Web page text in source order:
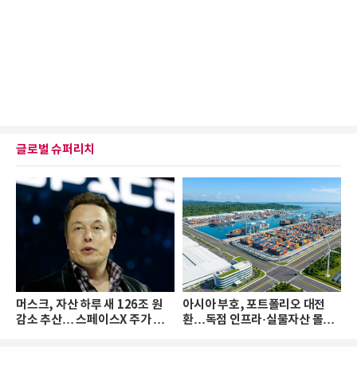
글로벌 슈퍼리치
머스크, 자산 하루 새 126조 원
감소 추산… 스페이스X 주가 하
아시아 부호, 포트폴리오 대전
환…독점 인프라·실물자산 몰린